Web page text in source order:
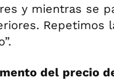
y mientras se
Repetimos
del precio